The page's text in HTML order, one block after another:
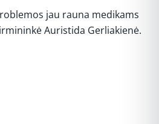
jau rauna medikams
Auristida Gerliakienė.